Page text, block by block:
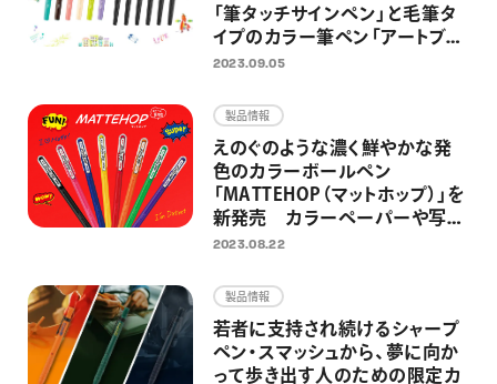
「筆タッチサインペン」と毛筆タ
イプのカラー筆ペン「アートブラ
ッシュ」に、新色各6色が追加
2023.09.05
製品情報
えのぐのような濃く鮮やかな発
色のカラーボールペン
「MATTEHOP（マットホップ）」を
新発売 カラーペーパーや写
真、マスキングテープにもインパ
める
2023.08.22
製品情報
若者に支持され続けるシャープ
ペン・スマッシュから、夢に向か
って歩き出す人のための限定カ